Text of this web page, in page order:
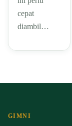
cepat
diambil…
GIMNI